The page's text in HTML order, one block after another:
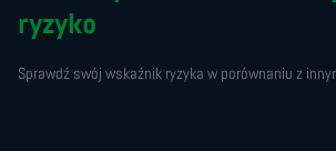
ryzyko
Sprawdź swój wskaźnik ryzyka w porównaniu z